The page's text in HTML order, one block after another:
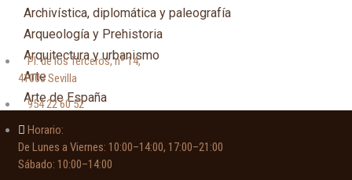
Archivística, diplomática y paleografía
Arqueología y Prehistoria
Arquitectura y urbanismo
Arte
Arte de España
Astronomía
Asturias
Pl. de los Terceros, nº 14,
41003 Sevilla
954 22 60 52
Horario:
De Lunes a Viernes: 10:00–14:00, 17:00–21:00
Sábado: 10:00–14:00